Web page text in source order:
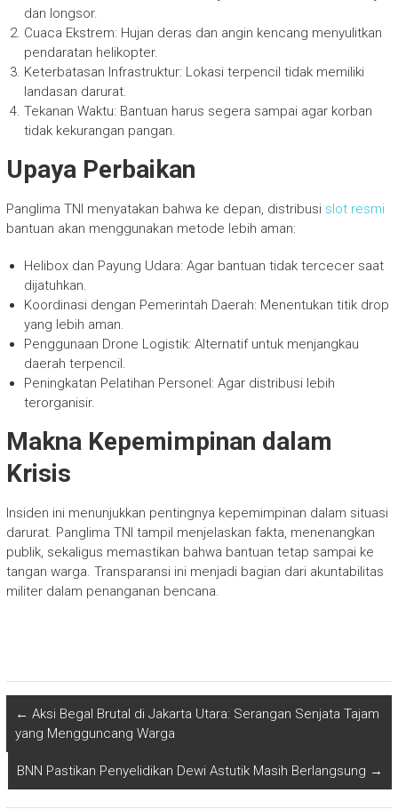
dan longsor.
Cuaca Ekstrem: Hujan deras dan angin kencang menyulitkan
pendaratan helikopter.
Keterbatasan Infrastruktur: Lokasi terpencil tidak memiliki
landasan darurat.
Tekanan Waktu: Bantuan harus segera sampai agar korban
tidak kekurangan pangan.
Upaya Perbaikan
Panglima TNI menyatakan bahwa ke depan, distribusi slot resmi
bantuan akan menggunakan metode lebih aman:
Helibox dan Payung Udara: Agar bantuan tidak tercecer saat
dijatuhkan.
Koordinasi dengan Pemerintah Daerah: Menentukan titik drop
yang lebih aman.
Penggunaan Drone Logistik: Alternatif untuk menjangkau
daerah terpencil.
Peningkatan Pelatihan Personel: Agar distribusi lebih
terorganisir.
Makna Kepemimpinan dalam
Krisis
Insiden ini menunjukkan pentingnya kepemimpinan dalam situasi
darurat. Panglima TNI tampil menjelaskan fakta, menenangkan
publik, sekaligus memastikan bahwa bantuan tetap sampai ke
tangan warga. Transparansi ini menjadi bagian dari akuntabilitas
militer dalam penanganan bencana.
← Aksi Begal Brutal di Jakarta Utara: Serangan Senjata Tajam
yang Mengguncang Warga
BNN Pastikan Penyelidikan Dewi Astutik Masih Berlangsung →